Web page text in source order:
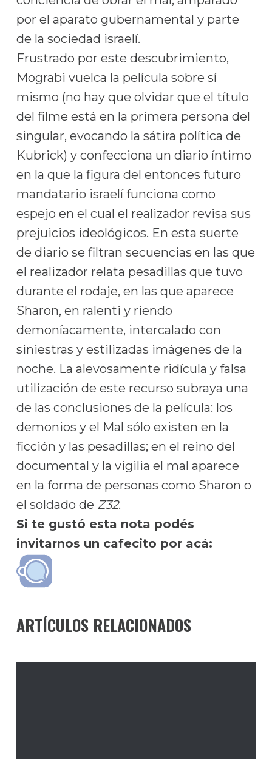
por el aparato gubernamental y parte
de la sociedad israelí.
Frustrado por este descubrimiento,
Mograbi vuelca la película sobre sí
mismo (no hay que olvidar que el título
del filme está en la primera persona del
singular, evocando la sátira política de
Kubrick) y confecciona un diario íntimo
en la que la figura del entonces futuro
mandatario israelí funciona como
espejo en el cual el realizador revisa sus
prejuicios ideológicos. En esta suerte
de diario se filtran secuencias en las que
el realizador relata pesadillas que tuvo
durante el rodaje, en las que aparece
Sharon, en ralenti y riendo
demoníacamente, intercalado con
siniestras y estilizadas imágenes de la
noche. La alevosamente ridícula y falsa
utilización de este recurso subraya una
de las conclusiones de la película: los
demonios y el Mal sólo existen en la
ficción y las pesadillas; en el reino del
documental y la vigilia el mal aparece
en la forma de personas como Sharon o
el soldado de Z32.
Si te gustó esta nota podés
invitarnos un cafecito por acá:
ARTÍCULOS RELACIONADOS